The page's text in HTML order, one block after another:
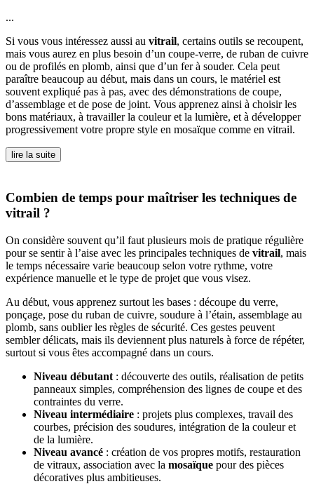
...
Si vous vous intéressez aussi au vitrail, certains outils se recoupent,
mais vous aurez en plus besoin d’un coupe-verre, de ruban de cuivre
ou de profilés en plomb, ainsi que d’un fer à souder. Cela peut
paraître beaucoup au début, mais dans un cours, le matériel est
souvent expliqué pas à pas, avec des démonstrations de coupe,
d’assemblage et de pose de joint. Vous apprenez ainsi à choisir les
bons matériaux, à travailler la couleur et la lumière, et à développer
progressivement votre propre style en mosaïque comme en vitrail.
lire la suite
Combien de temps pour maîtriser les techniques de
vitrail ?
On considère souvent qu’il faut plusieurs mois de pratique régulière
pour se sentir à l’aise avec les principales techniques de vitrail, mais
le temps nécessaire varie beaucoup selon votre rythme, votre
expérience manuelle et le type de projet que vous visez.
Au début, vous apprenez surtout les bases : découpe du verre,
ponçage, pose du ruban de cuivre, soudure à l’étain, assemblage au
plomb, sans oublier les règles de sécurité. Ces gestes peuvent
sembler délicats, mais ils deviennent plus naturels à force de répéter,
surtout si vous êtes accompagné dans un cours.
Niveau débutant : découverte des outils, réalisation de petits
panneaux simples, compréhension des lignes de coupe et des
contraintes du verre.
Niveau intermédiaire : projets plus complexes, travail des
courbes, précision des soudures, intégration de la couleur et
de la lumière.
Niveau avancé : création de vos propres motifs, restauration
de vitraux, association avec la mosaïque pour des pièces
décoratives plus ambitieuses.